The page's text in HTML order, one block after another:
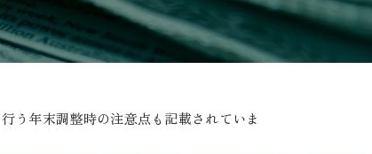
う年末調整時の注意点も記載されていま